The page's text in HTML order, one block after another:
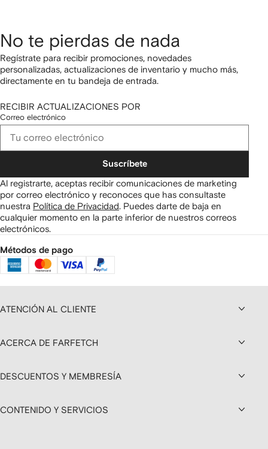
No te pierdas de nada
Regístrate para recibir promociones, novedades
personalizadas, actualizaciones de inventario y mucho más,
directamente en tu bandeja de entrada.
RECIBIR ACTUALIZACIONES POR
Correo electrónico
Suscríbete
Al registrarte, aceptas recibir comunicaciones de marketing
por correo electrónico y reconoces que has consultaste
nuestra Política de Privacidad Puedes darte de baja en
cualquier momento en la parte inferior de nuestros correos
electrónicos.
Métodos de pago
ATENCIÓN AL CLIENTE
ACERCA DE FARFETCH
DESCUENTOS Y MEMBRESÍA
CONTENIDO Y SERVICIOS